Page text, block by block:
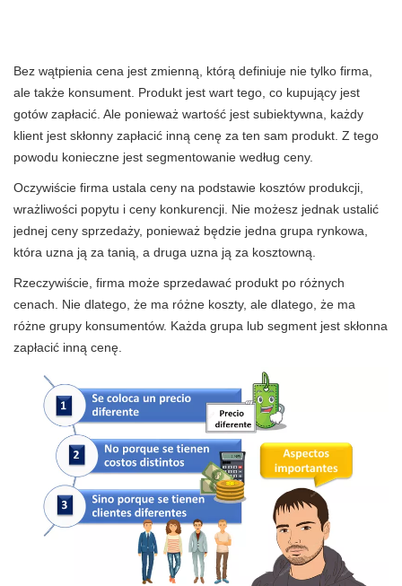
Bez wątpienia cena jest zmienną, którą definiuje nie tylko firma,
ale także konsument. Produkt jest wart tego, co kupujący jest
gotów zapłacić. Ale ponieważ wartość jest subiektywna, każdy
klient jest skłonny zapłacić inną cenę za ten sam produkt. Z tego
powodu konieczne jest segmentowanie według ceny.
Oczywiście firma ustala ceny na podstawie kosztów produkcji,
wrażliwości popytu i ceny konkurencji. Nie możesz jednak ustalić
jednej ceny sprzedaży, ponieważ będzie jedna grupa rynkowa,
która uzna ją za tanią, a druga uzna ją za kosztowną.
Rzeczywiście, firma może sprzedawać produkt po różnych
cenach. Nie dlatego, że ma różne koszty, ale dlatego, że ma
różne grupy konsumentów. Każda grupa lub segment jest skłonna
zapłacić inną cenę.